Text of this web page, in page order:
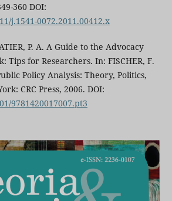
360 DOI:
j.1541-0072.2011.00412.x
P. A. A Guide to the Advocacy
Tips for Researchers. In: FISCHER, F.
Policy Analysis: Theory, Politics,
CRC Press, 2006. DOI:
9781420017007.pt3